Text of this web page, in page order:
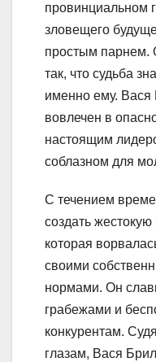
провинциальном
зловещего
простым парнем.
так, что судьба
именно ему. Вася
вовлечен в
настоящим
соблазном для
С течением
создать
которая
своими
нормами. Он
грабежами и
конкурентам.
глазам, Вася